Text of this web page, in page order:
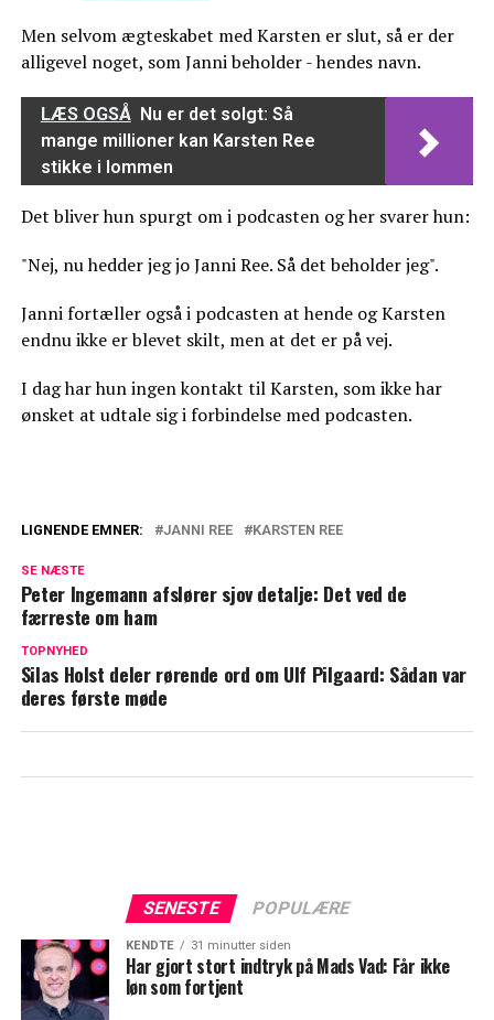
Men selvom ægteskabet med Karsten er slut, så er der
alligevel noget, som Janni beholder - hendes navn.
LÆS OGSÅ Nu er det solgt: Så
mange millioner kan Karsten Ree
stikke i lommen
Det bliver hun spurgt om i podcasten og her svarer hun:
"Nej, nu hedder jeg jo Janni Ree. Så det beholder jeg".
Janni fortæller også i podcasten at hende og Karsten
endnu ikke er blevet skilt, men at det er på vej.
I dag har hun ingen kontakt til Karsten, som ikke har
ønsket at udtale sig i forbindelse med podcasten.
om Janni
Janni Ree afslører nye detaljer i sagen
LIGNENDE EMNER: JANNI REE KARSTEN REE
SE NÆSTE
Peter Ingemann afslører sjov detalje: Det ved de
færreste om ham
TOPNYHED
Silas Holst deler rørende ord om Ulf Pilgaard: Sådan var
deres første møde
SENESTE POPULÆRE
KENDTE 31 minutter siden
Har gjort stort indtryk på Mads Vad: Får ikke
løn som fortjent